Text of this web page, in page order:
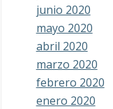
junio 2020
mayo 2020
abril 2020
marzo 2020
febrero 2020
enero 2020